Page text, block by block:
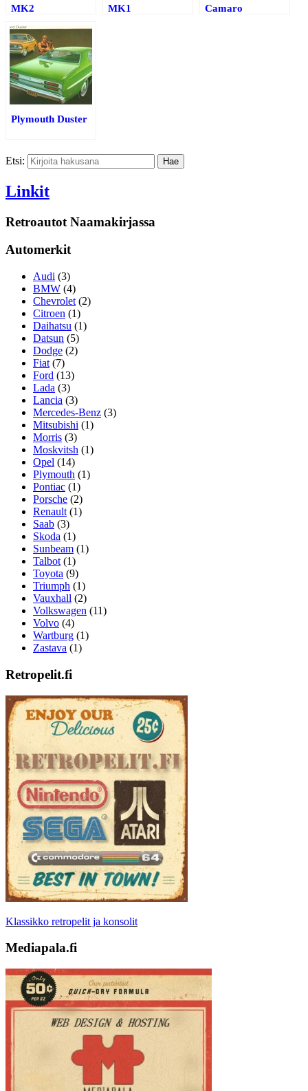
MK2
MK1
Camaro
Plymouth Duster
Etsi:
Linkit
Retroautot Naamakirjassa
Automerkit
Audi (3)
BMW (4)
Chevrolet (2)
Citroen (1)
Daihatsu (1)
Datsun (5)
Dodge (2)
Fiat (7)
Ford (13)
Lada (3)
Lancia (3)
Mercedes-Benz (3)
Mitsubishi (1)
Morris (3)
Moskvitsh (1)
Opel (14)
Plymouth (1)
Pontiac (1)
Porsche (2)
Renault (1)
Saab (3)
Skoda (1)
Sunbeam (1)
Talbot (1)
Toyota (9)
Triumph (1)
Vauxhall (2)
Volkswagen (11)
Volvo (4)
Wartburg (1)
Zastava (1)
Retropelit.fi
Klassikko retropelit ja konsolit
Mediapala.fi